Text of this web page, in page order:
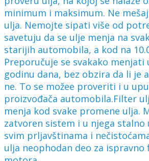
minimum i maksimum. Ne
ulja. Nemojte sipati više od
savetuju da se ulje menja na
starijih automobila, a kod na
Preporučuje se svakako menjati
godinu dana, bez obzira da li je
ne. To se možee proveriti i u
proizvođača automobila.Filter
menja kod svake promene ulja.
zatvoren sistem i u njega stalno
svim prljavštinama i
ulja neophodan deo za ispravno